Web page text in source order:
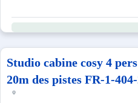
Studio cabine cosy 4
20m des pistes FR-1-